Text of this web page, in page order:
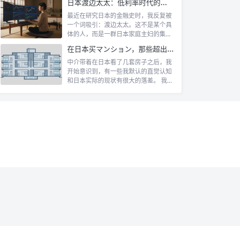
最近在研究日本的金融史时，我反复被
一个词吸引：渡边太太。这不是某个具
体的人，而是一群日本家庭主妇的集体
在日本买マンション，那些超出认知的所有权规则
中介带着在日本看了几套房子之后，我
开始意识到，有一些我默认的直觉认知
和日本实际的现状有很大的落差。 我自